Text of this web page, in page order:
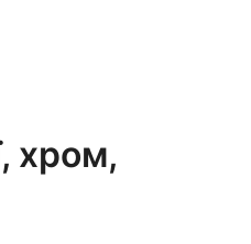
хром,